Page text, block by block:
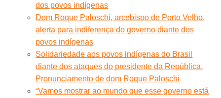
dos povos indígenas
Dom Roque Paloschi, arcebispo de Porto Velho,
alerta para indiferença do governo diante dos
povos indígenas
Solidariedade aos povos indígenas do Brasil
diante dos ataques do presidente da República.
Pronunciamento de dom Roque Paloschi
“Vamos mostrar ao mundo que esse governo está